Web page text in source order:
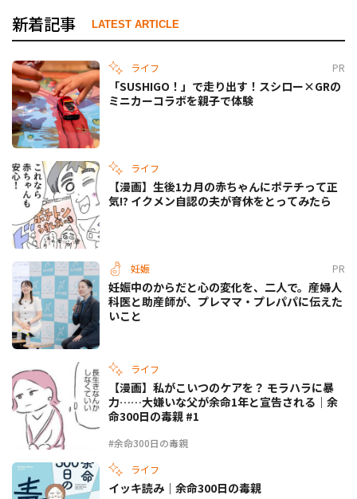
新着記事 LATEST ARTICLE
ライフ PR
「SUSHIGO！」で走り出す！スシロー×GRの
ミニカーコラボを親子で体験
ライフ
【漫画】生後1カ月の赤ちゃんにポテチって正
気!? イクメン自認の夫が育休をとってみたら
妊娠 PR
妊娠中のからだと心の変化を、二人で。産婦人
科医と助産師が、プレママ・プレパパに伝えた
いこと
ライフ
#余命300日の毒親
【漫画】私がこいつのケアを？ モラハラに暴
力……大嫌いな父が余命1年と宣告される｜余
命300日の毒親 #1
ライフ
イッキ読み｜余命300日の毒親